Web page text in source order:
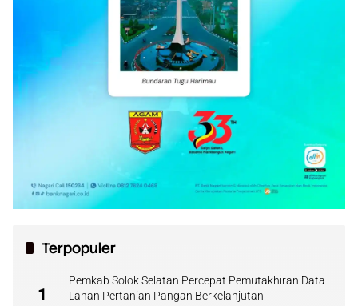
Terpopuler
1
Pemkab Solok Selatan Percepat Pemutakhiran Data
Lahan Pertanian Pangan Berkelanjutan